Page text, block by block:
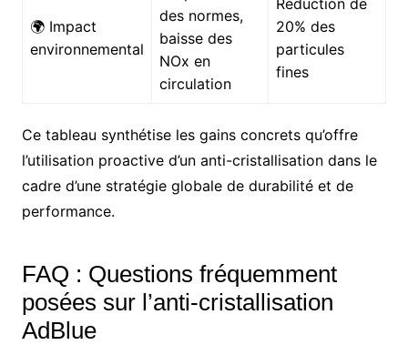
🌍 Impact
environnemental
des normes,
baisse des
NOx en
circulation
20% des
particules
fines
Ce tableau synthétise les gains concrets qu’offre
l’utilisation proactive d’un anti-cristallisation dans le
cadre d’une stratégie globale de durabilité et de
performance.
FAQ : Questions fréquemment
posées sur l’anti-cristallisation
AdBlue